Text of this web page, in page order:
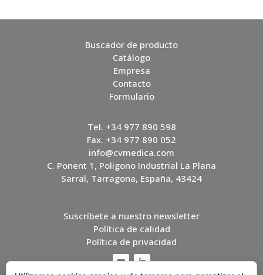
Buscador de producto
Catálogo
Empresa
Contacto
Formulario
Tel. +34 977 890 598
Fax. +34 977 890 052
info@cvmedica.com
C. Ponent 1, Poligono Industrial La Plana
Sarral, Tarragona, España, 43424
Suscríbete a nuestro newsletter
Política de calidad
Política de privacidad